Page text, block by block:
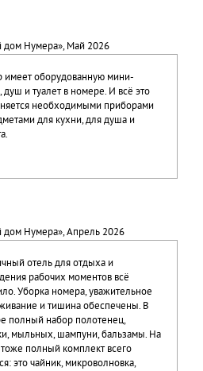
дом Нумера», Май 2026
имеет оборудованную мини-
душ и туалет в номере. И всё это
необходимыми приборами
для кухни, для душа и
дом Нумера», Апрель 2026
отель для отдыха и
рабочих моментов всё
Уборка номера, уважительное
и тишина обеспечены. В
полный набор полотенец,
мыльных, шампуни, бальзамы. На
полный комплект всего
это чайник, микроволновка,